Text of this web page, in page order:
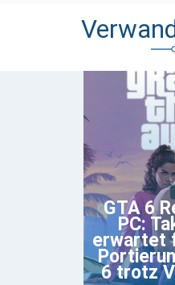
GTA 6
PC:
erwartet
6 trotz